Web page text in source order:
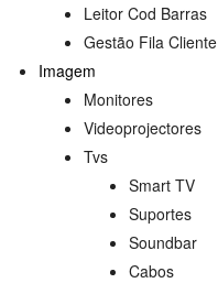
Leitor Cod Barras
Gestão Fila Cliente
Imagem
Monitores
Videoprojectores
Tvs
Smart TV
Suportes
Soundbar
Cabos